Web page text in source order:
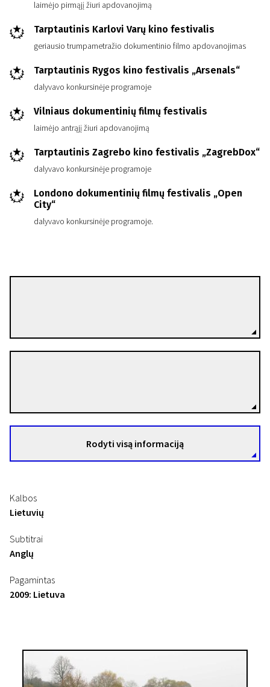
laimėjo pirmąjį žiuri apdovanojimą
Tarptautinis Karlovi Varų kino festivalis
geriausio trumpametražio dokumentinio filmo apdovanojimas
Tarptautinis Rygos kino festivalis „Arsenals“
dalyvavo konkursinėje programoje
Vilniaus dokumentinių filmų festivalis
laimėjo antrąjį žiuri apdovanojimą
Tarptautinis Zagrebo kino festivalis „ZagrebDox“
dalyvavo konkursinėje programoje
Londono dokumentinių filmų festivalis „Open
City“
dalyvavo konkursinėje programoje.
Rodyti visą informaciją
Kalbos
Lietuvių
Subtitrai
Anglų
Pagamintas
2009: Lietuva